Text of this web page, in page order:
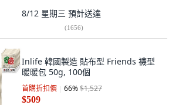
8/12 星期三 預計送達
(1656)
Inlife 韓國製造 貼布型 Friends 襪型
暖暖包 50g, 100個
首購折扣價 66%$1,527
$509